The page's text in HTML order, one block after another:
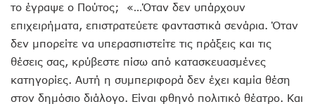
το έγραψε ο Πούτος; «…Όταν δεν υπάρχουν
επιχειρήματα, επιστρατεύετε φανταστικά σενάρια. Όταν
δεν μπορείτε να υπερασπιστείτε τις πράξεις και τις
θέσεις σας, κρύβεστε πίσω από κατασκευασμένες
κατηγορίες. Αυτή η συμπεριφορά δεν έχει καμία θέση
στον δημόσιο διάλογο. Είναι φθηνό πολιτικό θέατρο. Και